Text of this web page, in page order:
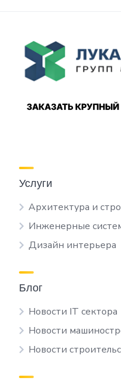
Услуги
Архитектура и
Инженерные
Дизайн интерьера
Блог
Новости IT сектора
Новости
Новости